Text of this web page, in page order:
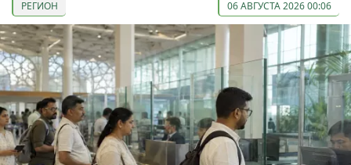
РЕГИОН 06 АВГУСТА 2026 00:06